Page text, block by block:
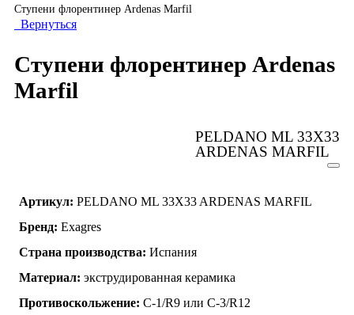
Ступени флорентинер Ardenas Marfil
Вернуться
Ступени флорентинер Ardenas
Marfil
PELDANO ML 33X33
ARDENAS MARFIL
Артикул: PELDANO ML 33X33 ARDENAS MARFIL
Бренд: Exagres
Страна производства: Испания
Материал: экструдированная керамика
Противоскольжение: C-1/R9 или C-3/R12